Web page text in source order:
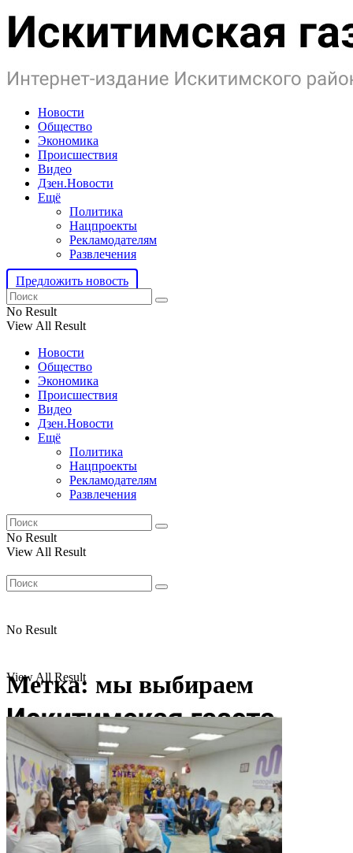
Новости
Общество
Экономика
Происшествия
Видео
Дзен.Новости
Ещё
Политика
Нацпроекты
Рекламодателям
Развлечения
Предложить новость
No Result
View All Result
Новости
Общество
Экономика
Происшествия
Видео
Дзен.Новости
Ещё
Политика
Нацпроекты
Рекламодателям
Развлечения
No Result
View All Result
No Result
View All Result
Метка: мы выбираем